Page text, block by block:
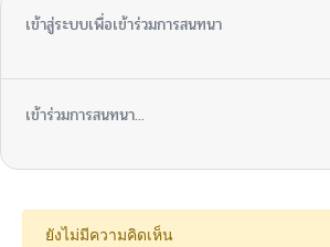
เข้าสู่ระบบเพื่อเข้าร่วมการสนทนา
เข้าร่วมการสนทนา...
ยังไม่มีความคิดเห็น